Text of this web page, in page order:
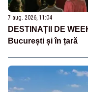
7 aug. 2026, 11:04
DESTINAȚII DE
București și în țară